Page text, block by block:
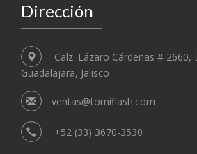
Dirección
Calz. Lázaro Cárdenas # 2660,
Guadalajara, Jalisco
ventas@torniflash.com
+52 (33) 3670-3530